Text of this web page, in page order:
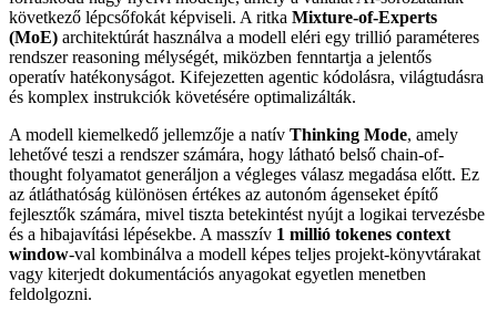
következő lépcsőfokát képviseli. A ritka Mixture-of-Experts
(MoE) architektúrát használva a modell eléri egy trillió paraméteres
rendszer reasoning mélységét, miközben fenntartja a jelentős
operatív hatékonyságot. Kifejezetten agentic kódolásra, világtudásra
és komplex instrukciók követésére optimalizálták.
A modell kiemelkedő jellemzője a natív Thinking Mode, amely
lehetővé teszi a rendszer számára, hogy látható belső chain-of-
thought folyamatot generáljon a végleges válasz megadása előtt. Ez
az átláthatóság különösen értékes az autonóm ágenseket építő
fejlesztők számára, mivel tiszta betekintést nyújt a logikai tervezésbe
és a hibajavítási lépésekbe. A masszív 1 millió tokenes context
window-val kombinálva a modell képes teljes projekt-könyvtárakat
vagy kiterjedt dokumentációs anyagokat egyetlen menetben
feldolgozni.